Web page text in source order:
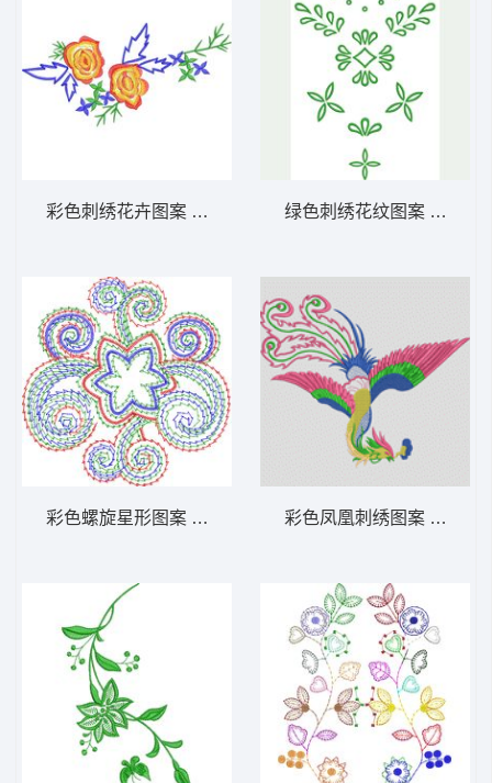
彩色刺绣花卉图案 花卉图案图案
彩色螺旋星形图案 主题花纹抽像图案图案
绿色刺绣花纹图案 抽象休
彩色凤凰刺绣图案 凤凰